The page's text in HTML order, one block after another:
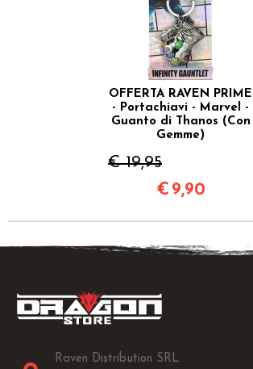
OFFERTA RAVEN PRIME
- Portachiavi - Marvel -
Guanto di Thanos (Con
Gemme)
€ 19,95
€ 9,90
Raven Distribution SRL